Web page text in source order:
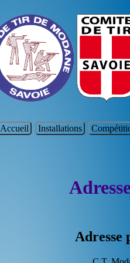
Accueil
Installations
Adresse